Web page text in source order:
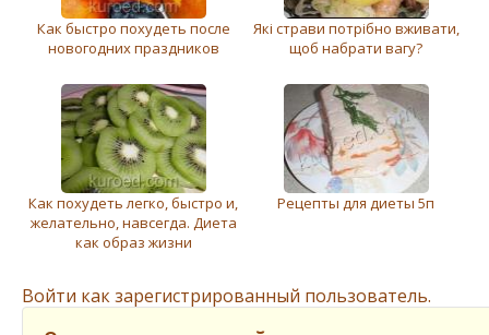
Как быстро похудеть после
новогодних праздников
Які страви потрібно вживати,
щоб набрати вагу?
Как похудеть легко, быстро и,
желательно, навсегда. Диета
как образ жизни
Рецепты для диеты 5п
Войти как зарегистрированный пользователь.